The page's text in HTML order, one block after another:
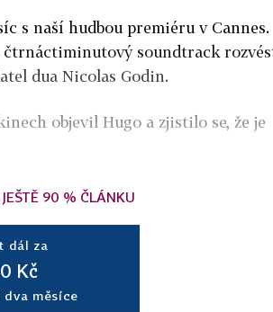
s naší hudbou premiéru v Cannes.
čtrnáctiminutový soundtrack
dua Nicolas Godin.
objevil Hugo a zjistilo se, že je
90 % ČLÁNKU
dál za
Kč
dva měsíce